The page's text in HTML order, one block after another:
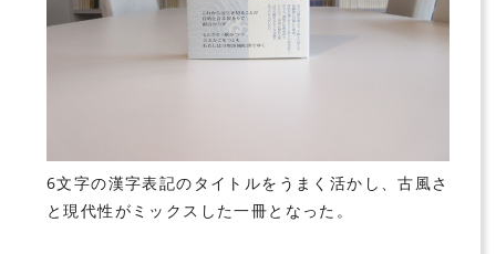
6文字の漢字表記のタイトルをうまく活かし、古風さ
と現代性がミックスした一冊となった。